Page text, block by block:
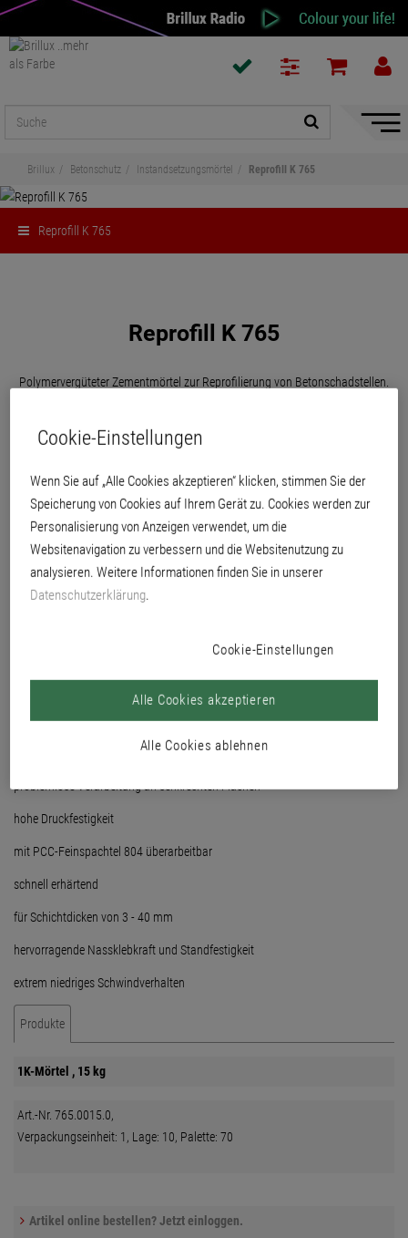
Brillux Betonschutz Instandsetzungsmörtel Reprofill K 765
Reprofill K 765
Reprofill K 765
Polymervergüteter Zementmörtel zur Reprofilierung von Betonschadstellen.
ohne separate Haftschlämme zu verarbeiten
integrierter Korrosionsschutz ab 10 mm Überdeckung des Bewehrungsstahls
problemlose Verarbeitung an senkrechten Flächen
hohe Druckfestigkeit
mit PCC-Feinspachtel 804 überarbeitbar
schnell erhärtend
für Schichtdicken von 3 - 40 mm
hervorragende Nassklebkraft und Standfestigkeit
extrem niedriges Schwindverhalten
Produkte
1K-Mörtel , 15 kg
Art.-Nr. 765.0015.0,
Verpackungseinheit: 1, Lage: 10, Palette: 70
Artikel online bestellen? Jetzt einloggen.
Cookie-Einstellungen
Wenn Sie auf „Alle Cookies akzeptieren“ klicken, stimmen Sie der
Speicherung von Cookies auf Ihrem Gerät zu. Cookies werden zur
Personalisierung von Anzeigen verwendet, um die
Websitenavigation zu verbessern und die Websitenutzung zu
analysieren. Weitere Informationen finden Sie in unserer
Datenschutzerklärung.
Cookie-Einstellungen
Alle Cookies ablehnen
Alle Cookies akzeptieren